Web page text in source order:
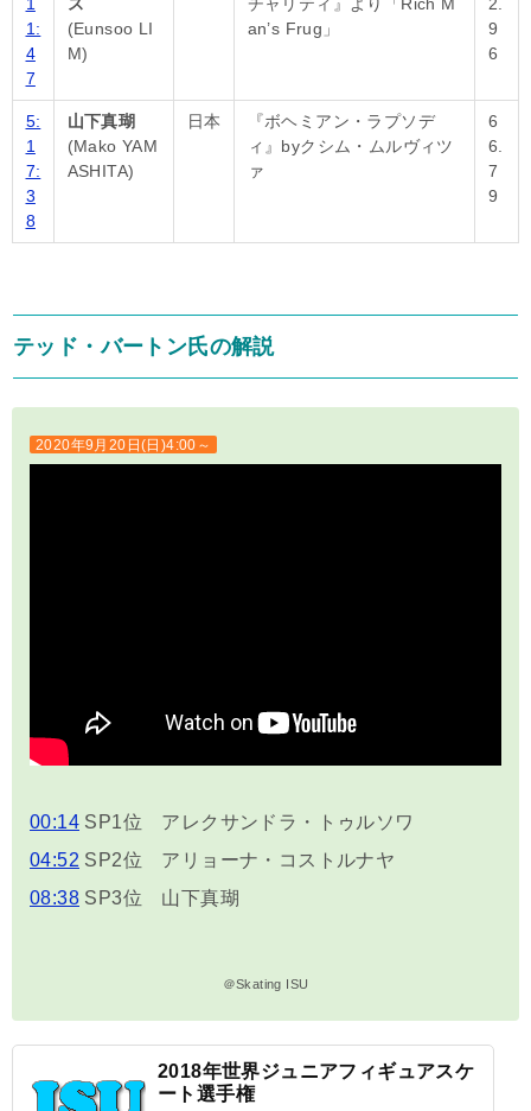
1:
4
7
(Eunsoo LI
M)
an’s Frug」
9
6
5:
1
7:
3
8
山下真瑚
(Mako YAM
ASHITA)
日本
『ボヘミアン・ラプソデ
ィ』byクシム・ムルヴィツ
ァ
6
6.
7
9
テッド・バートン氏の解説
2020年9月20日(日)4:00～
00:14 SP1位 アレクサンドラ・トゥルソワ
04:52 SP2位 アリョーナ・コストルナヤ
08:38 SP3位 山下真瑚
＠Skating ISU
2018年世界ジュニアフィギュアスケ
ート選手権